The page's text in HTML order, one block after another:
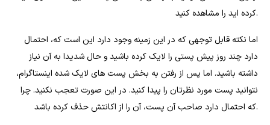
کرده اید را مشاهده کنید.
اما نکته قابل توجهی که در این زمینه وجود دارد این است که، احتمال
دارد چند روز پیش پستی را لایک کرده باشید و حال شدیدا به آن نیاز
داشته باشید. اما پس از رفتن به بخش پست های لایک شده اینستاگرام،
نتوانید پست مورد نظرتان را پیدا کنید. در این صورت تعجب نکنید. چرا
که احتمال دارد صاحب آن پست، آن را از اکانتش حذف کرده باشد.